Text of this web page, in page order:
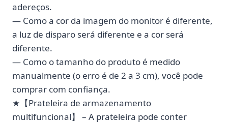
adereços.
— Como a cor da imagem do monitor é diferente,
a luz de disparo será diferente e a cor será
diferente.
— Como o tamanho do produto é medido
manualmente (o erro é de 2 a 3 cm), você pode
comprar com confiança.
★【Prateleira de armazenamento
multifuncional】 – A prateleira pode conter